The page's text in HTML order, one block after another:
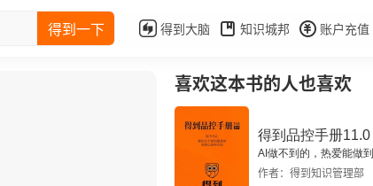
得到一下 得到大脑 知识城邦 账户充值
喜欢这本书的人也喜欢
得到品控手册11.0
AI做不到的，热爱能做到
作者：得到知识管理部